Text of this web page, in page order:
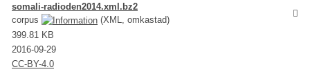
somali-radioden2014.xml.bz2
corpus
(XML, omkastad)
399.81 KB
2016-09-29
CC-BY-4.0